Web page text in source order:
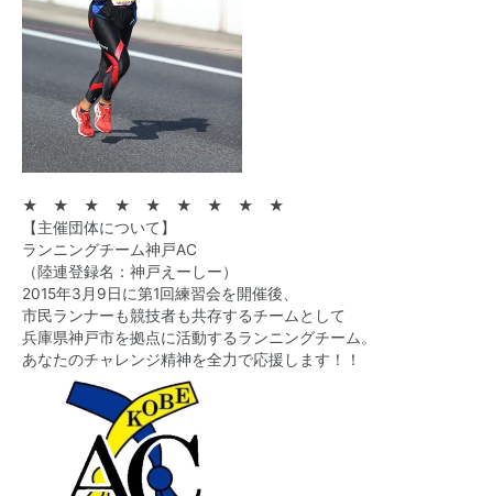
★ ★ ★ ★ ★ ★ ★ ★ ★
【主催団体について】
ランニングチーム神戸AC
（陸連登録名：神戸えーしー）
2015年3月9日に第1回練習会を開催後、
市民ランナーも競技者も共存するチームとして
兵庫県神戸市を拠点に活動するランニングチーム。
あなたのチャレンジ精神を全力で応援します！！